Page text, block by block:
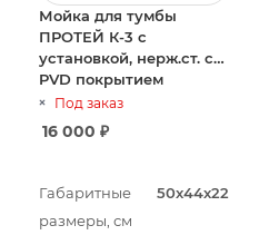
Мойка для тумбы
ПРОТЕЙ К-3 с
установкой, нерж.ст. с
PVD покрытием
графитово-черное
Под заказ
16 000 ₽
Габаритные
размеры, см
50х44х22